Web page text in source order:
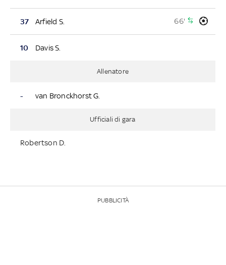
37 Arfield S. 66'
10 Davis S.
Allenatore
- van Bronckhorst G.
Ufficiali di gara
Robertson D.
PUBBLICITÀ